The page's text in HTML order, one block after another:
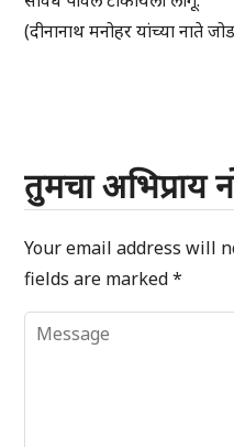
(दीनानाथ मनोहर यांच्या नाते
तुमचा अभिप्राय
Your email address will
fields are marked*